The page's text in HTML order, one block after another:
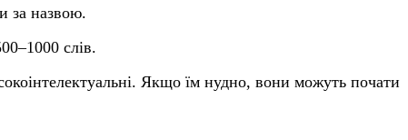
за назвою.
слів.
Якщо їм нудно, вони можуть почати